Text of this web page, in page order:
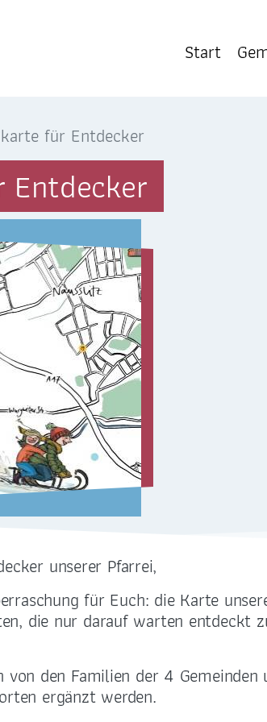
Start
Vermeldungen
Pfarrmagazin
Gottesdienste
TERMINE
Selige Märtyrer
Sankt Marien . Cotta
Sankt Antonius . Löbtau
Sankt Paulus . Plauen
Sankt Petrus . Strehlen
ADRESSE
42
für Entdecker
Entdecker
unserer Pfarrei,
für Euch: die Karte
die nur darauf warten entdeckt
den Familien der 4 Gemeinden
ergänzt werden.